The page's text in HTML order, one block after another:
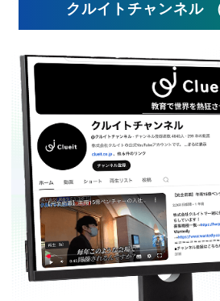
クルイトチャンネル